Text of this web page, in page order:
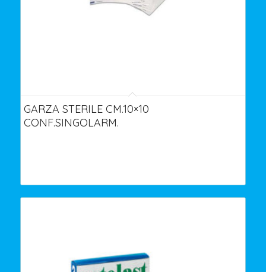
GARZA STERILE CM.10×10
CONF.SINGOLARM.